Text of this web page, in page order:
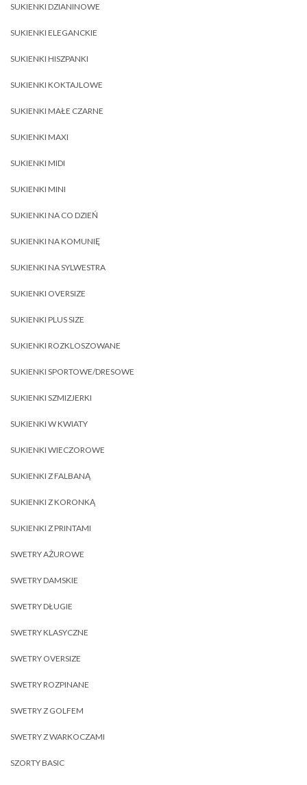
SUKIENKI DZIANINOWE
SUKIENKI ELEGANCKIE
SUKIENKI HISZPANKI
SUKIENKI KOKTAJLOWE
SUKIENKI MAŁE CZARNE
SUKIENKI MAXI
SUKIENKI MIDI
SUKIENKI MINI
SUKIENKI NA CO DZIEŃ
SUKIENKI NA KOMUNIĘ
SUKIENKI NA SYLWESTRA
SUKIENKI OVERSIZE
SUKIENKI PLUS SIZE
SUKIENKI ROZKLOSZOWANE
SUKIENKI SPORTOWE/DRESOWE
SUKIENKI SZMIZJERKI
SUKIENKI W KWIATY
SUKIENKI WIECZOROWE
SUKIENKI Z FALBANĄ
SUKIENKI Z KORONKĄ
SUKIENKI Z PRINTAMI
SWETRY AŻUROWE
SWETRY DAMSKIE
SWETRY DŁUGIE
SWETRY KLASYCZNE
SWETRY OVERSIZE
SWETRY ROZPINANE
SWETRY Z GOLFEM
SWETRY Z WARKOCZAMI
SZORTY BASIC